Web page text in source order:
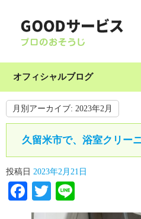
オフィシャルブログ
月別アーカイブ: 2023年2月
久留米市で、浴室クリー
投稿日 2023年2月21日
Facebook
Twitter